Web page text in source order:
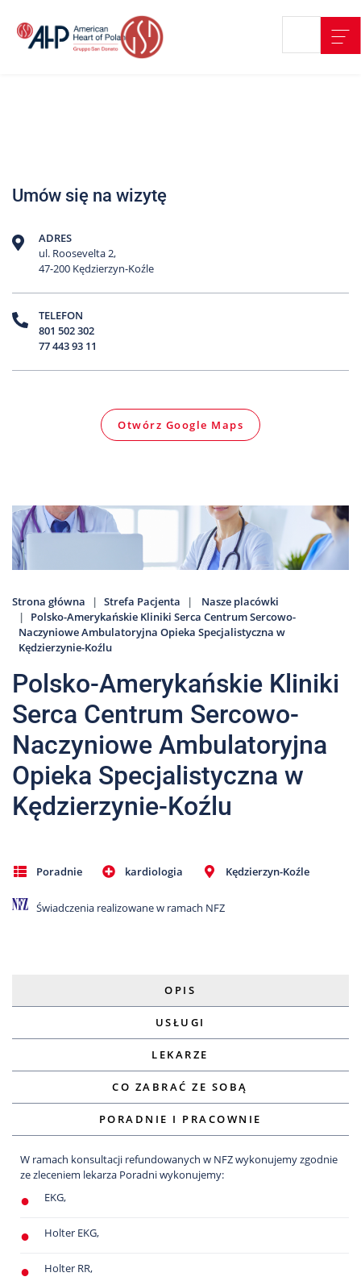
treści
Edukacja
Pacjenta
nas
AHP
Media
801
502
Umów się na wizytę
ADRES
ul. Roosevelta 2,
47-200 Kędzierzyn-Koźle
TELEFON
801 502 302
77 443 93 11
Otwórz Google Maps
Strona główna Strefa Pacjenta
Nasze placówki
Polsko-Amerykańskie Kliniki Serca Centrum Sercowo-
Naczyniowe Ambulatoryjna Opieka Specjalistyczna w
Kędzierzynie-Koźlu
Polsko-Amerykańskie Kliniki
Serca Centrum Sercowo-
Naczyniowe Ambulatoryjna
Opieka Specjalistyczna w
Kędzierzynie-Koźlu
Poradnie kardiologia Kędzierzyn-Koźle
Świadczenia realizowane w ramach NFZ
OPIS
USŁUGI
LEKARZE
CO ZABRAĆ ZE SOBĄ
PORADNIE I PRACOWNIE
W ramach konsultacji refundowanych w NFZ wykonujemy zgodnie
ze zleceniem lekarza Poradni wykonujemy:
EKG,
Holter EKG,
Holter RR,